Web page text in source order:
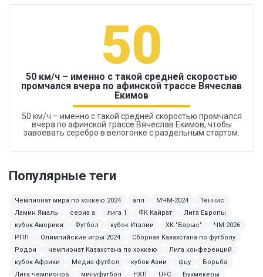
50
50 км/ч – именно с такой средней скоростью
промчался вчера по афинской трассе Вячеслав
Екимов
50 км/ч – именно с такой средней скоростью промчался
вчера по афинской трассе Вячеслав Екимов, чтобы
завоевать серебро в велогонке с раздельным стартом.
Популярные теги
Чемпионат мира по хоккею 2024 апл МЧМ-2024
Теннис
Ламин Ямаль
сериа а лига 1 ФК Кайрат
Лига Европы
кубок Америки
Футбол кубок Италии ХК "Барыс"
ЧМ-2026
РПЛ
Олимпийские игры 2024
Сборная Казахстана по футболу
Родри
чемпионат Казахстана по хоккею
Лига конференций
кубок Африки
Медиа футбол кубок Азии фцу
Борьба
Лига чемпионов
минифутбол НХЛ UFC Букмекеры